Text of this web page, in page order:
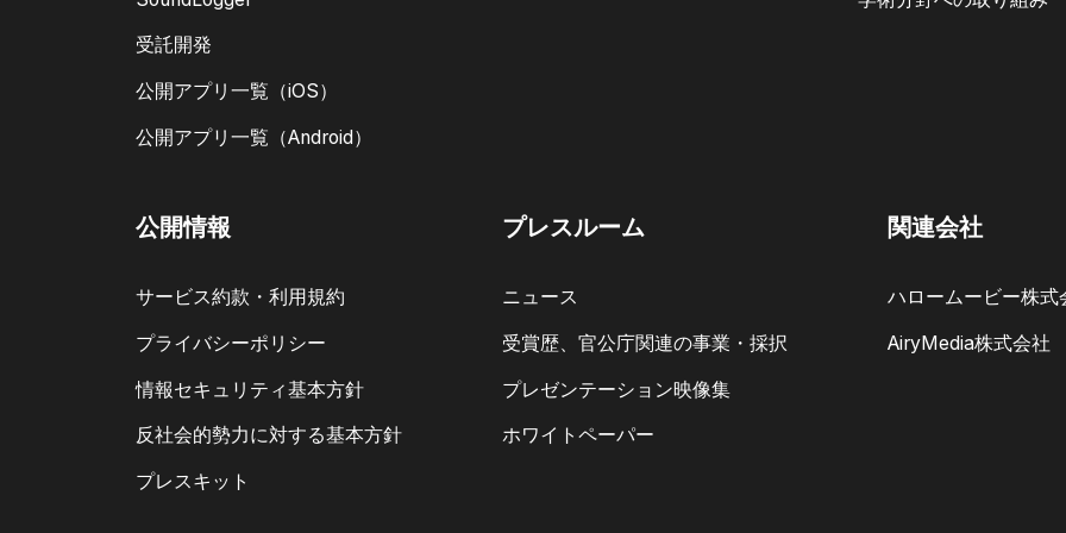
受託開発
公開アプリ一覧（iOS）
公開アプリ一覧（Android）
公開情報
サービス約款・利用規約
プライバシーポリシー
情報セキュリティ基本方針
反社会的勢力に対する基本方針
プレスキット
プレスルーム
ニュース
受賞歴、官公庁関連の事業・採択
プレゼンテーション映像集
ホワイトペーパー
関連会社
ハロームービー株式
AiryMedia株式会社